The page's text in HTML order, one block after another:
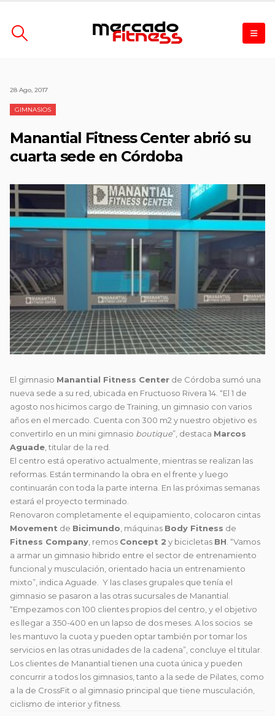
28 Ago, 2017
GIMNASIOS
Manantial Fitness Center abrió su
cuarta sede en Córdoba
El gimnasio Manantial Fitness Center de Córdoba sumó una
nueva sede a su red, ubicada en Fructuoso Rivera 14. “El 1 de
agosto nos hicimos cargo de Training, un gimnasio con varios
años en el mercado. Cuenta con 300 m2 y nuestro objetivo es
convertirlo en un mini gimnasio boutique”, destaca Marcos
Aguade, titular de la red.
El centro está operativo actualmente, mientras se realizan las
reformas. Están terminando la obra en el frente y luego
continuarán con toda la parte interna. En las próximas semanas
estará el proyecto terminado.
Renovaron completamente el equipamiento, colocaron cintas
Movement de Bicimundo, máquinas Body Fitness de
Fitness Company, remos Concept 2 y bicicletas BH. “Vamos
a armar un gimnasio hibrido entre el sector de entrenamiento
funcional y musculación, orientado hacia un entrenamiento
mixto”, indica Aguade. Y las clases grupales que tenía el
gimnasio se pasaron a las otras sucursales de Manantial.
“Empezamos con 100 clientes propios del centro, y el objetivo
es llegar a 350-400 en un lapso de dos meses. A los socios se
les mantuvo la cuota y pueden optar también por tomar los
servicios en las otras unidades de la cadena”, concluye el titular.
Los clientes de Manantial tienen una cuota única y pueden
concurrir a todos los gimnasios, tanto a la sede de Pilates, como
a la de CrossFit o al gimnasio principal que tiene musculación,
ciclismo de interior y fitness.